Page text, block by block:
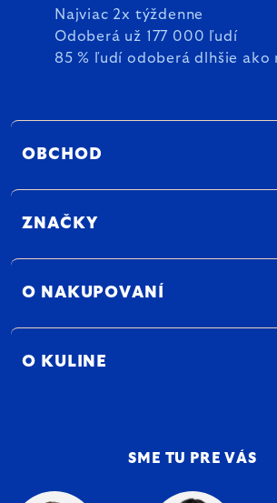
Najviac 2x týždenne
Odoberá už 177 000 ľudí
85 % ľudí odoberá dlhšie ako
OBCHOD
ZNAČKY
O NAKUPOVANÍ
O KULINE
SME TU PRE VÁS